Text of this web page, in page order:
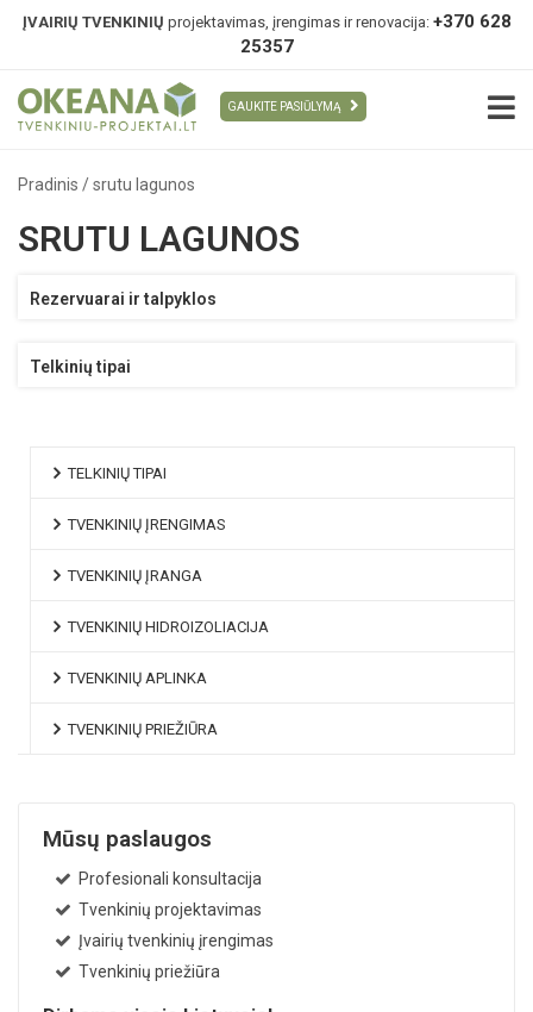
ĮVAIRIŲ TVENKINIŲ projektavimas, įrengimas ir renovacija: +370 628
25357
GAUKITE PASIŪLYMĄ
Pradinis /srutu lagunos
TELKINIŲ TIPAI
TVENKINIŲ ĮRENGIMAS
TVENKINIŲ ĮRANGA
TVENKINIŲ HIDROIZOLIACIJA
TVENKINIŲ APLINKA
TVENKINIŲ PRIEŽIŪRA
Mūsų paslaugos
Profesionali konsultacija
Tvenkinių projektavimas
Įvairių tvenkinių įrengimas
Tvenkinių priežiūra
SRUTU LAGUNOS
Rezervuarai ir talpyklos
Telkinių tipai